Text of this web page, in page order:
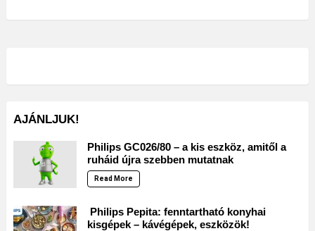
AJÁNLJUK!
Philips GC026/80 – a kis eszköz, amitől a
ruháid újra szebben mutatnak
Read More
Philips Pepita: fenntartható konyhai
kisgépek – kávégépek, eszközök!